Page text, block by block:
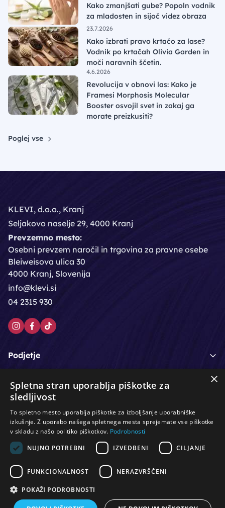
Kako zmanjšati gube? Popoln vodnik
za mladosten in sijoč videz obraza
23.7.2026
Kako izbrati pravo krtačo za lase?
Vodnik po krtačah Olivia Garden in
moči naravnih ščetin.
4.6.2026
Revolucija v obnovi las: Kako je
Framesi Morphosis Molecular
Booster osvojil svet in zakaj ga
morate preizkusiti?
Poglej vse
KLEVI, d.o.o., Kranj
Seljakovo naselje 29, 4000 Kranj
Prevzemno mesto:
Osebni prevzem naročil in trgovina za pravne osebe
Bleiweisova ulica 30
4000 Kranj, Slovenija
info@klevi.si
04 2315 930
Podjetje
Moj račun
Podpora strankam
Lasje & nega las / Roke & nohti / Orodje - kozmetično /
Oprema za salone / Čistoča & zaščita / Ostalo
×
Spletna stran uporablja piškotke za
sledljivost
To spletno mesto uporablja piškotke za izboljšanje uporabniške
izkušnje. Z uporabo našega spletnega mesta sprejemate vse piškotke
v skladu z našo politiko piškotkov. Podrobnosti
NUJNO POTREBNI
IZVEDBENI CILJANJE
FUNKCIONALNOST NERAZVRŠČENI
POKAŽI PODROBNOSTI